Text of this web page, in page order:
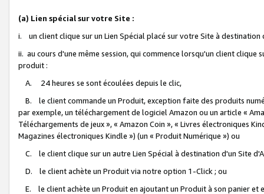
(a) Lien spécial sur votre Site :
i. un client clique sur un Lien Spécial placé sur votre Site à destination
ii. au cours d'une même session, qui commence lorsqu'un client
produit :
A. 24 heures se sont écoulées depuis le clic,
B. le client commande un Produit, exception faite des produits
par exemple, un téléchargement de logiciel Amazon ou un article «
Téléchargements de jeux », « Amazon Coin », « Livres électroniques
Magazines électroniques Kindle ») (un « Produit Numérique ») ou
C. le client clique sur un autre Lien Spécial à destination d'un Site
D. le client achète un Produit via notre option 1-Click ; ou
E. le client achète un Produit en ajoutant un Produit à son panier et